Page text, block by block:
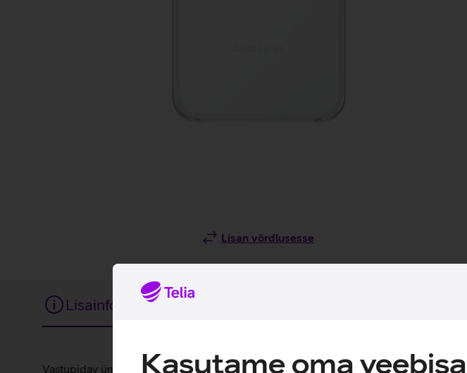
Kasutame oma
Lisan võrdlusesse
Lisainfo Tehnilised andmed
Lisainfo
Vastupidav ümbris, mis tagab parima kaitse sinu nutitelefonile. Ümbris on täiesti